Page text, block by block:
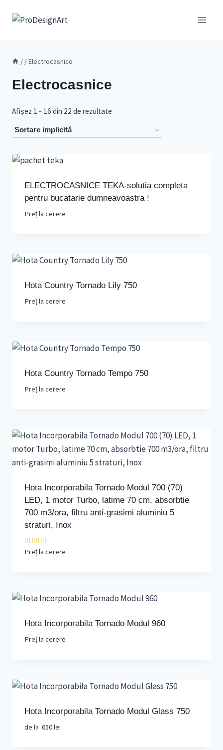
/ /Electrocasnice
Electrocasnice
Afișez 1 - 16 din 22 de rezultate
ELECTROCASNICE TEKA-solutia completa
pentru bucatarie dumneavoastra !
Preț la cerere
Hota Country Tornado Lily 750
Preț la cerere
Hota Country Tornado Tempo 750
Preț la cerere
Hota Incorporabila Tornado Modul 700 (70)
LED, 1 motor Turbo, latime 70 cm, absorbtie
700 m3/ora, filtru anti-grasimi aluminiu 5
straturi, Inox
Evaluat la
5.00
Preț la cerere
Hota Incorporabila Tornado Modul 960
Preț la cerere
Hota Incorporabila Tornado Modul Glass 750
de la 650lei